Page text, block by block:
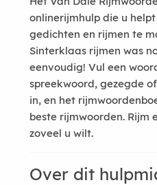
onlinerijmhulp die u
gedichten en rijmen te
Sinterklaas rijmen was
eenvoudig! Vul een
spreekwoord, gezegde
in, en het
beste rijmwoorden. Rijm
zoveel u wilt.
Over dit